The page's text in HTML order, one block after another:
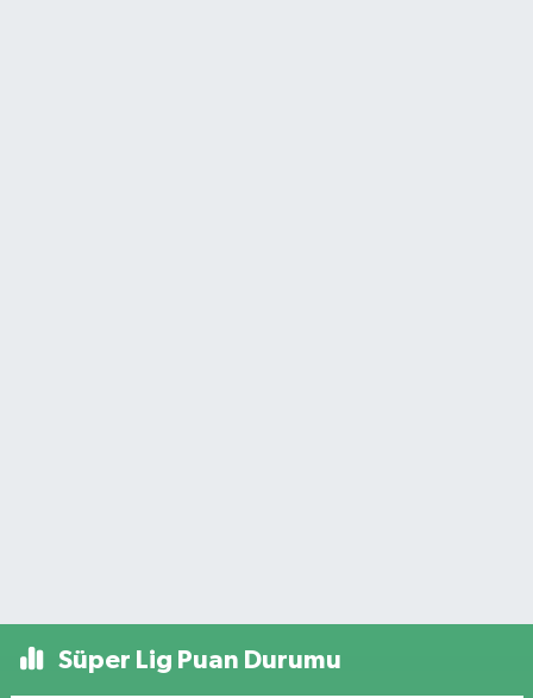
Süper Lig Puan Durumu